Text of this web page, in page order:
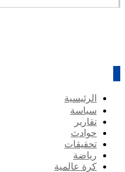
الرئيسية
سياسة
تقارير
حوادث
تحقيقات
رياضة
كرة عالمية